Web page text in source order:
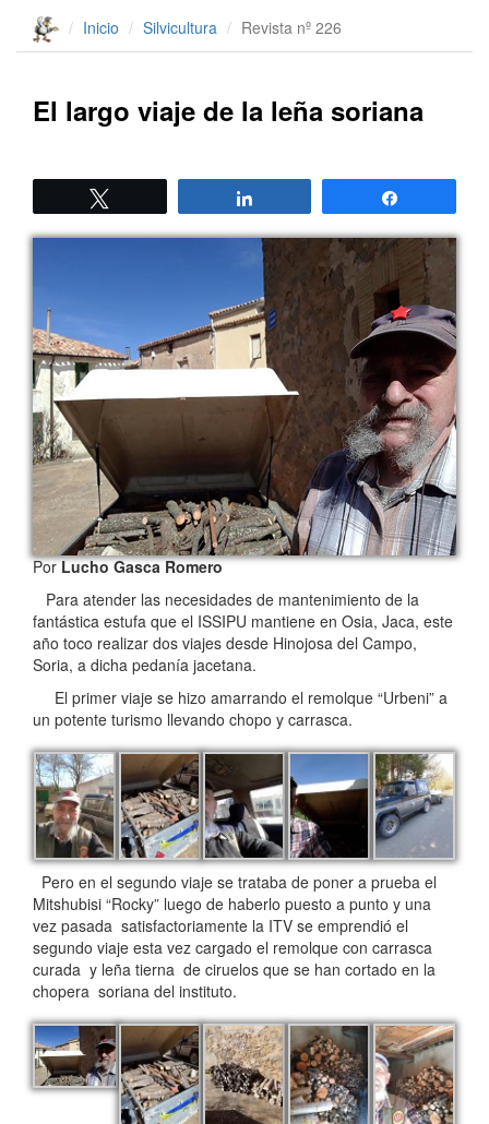
Inicio Silvicultura Revista nº 226
El largo viaje de la leña soriana
PorLucho Gasca Romero
Para atender las necesidades de mantenimiento de la
fantástica estufa que el ISSIPU mantiene en Osia, Jaca, este
año toco realizar dos viajes desde Hinojosa del Campo,
Soria, a dicha pedanía jacetana.
El primer viaje se hizo amarrando el remolque “Urbeni” a
un potente turismo llevando chopo y carrasca.
Pero en el segundo viaje se trataba de poner a prueba el
Mitshubisi “Rocky” luego de haberlo puesto a punto y una
vez pasada satisfactoriamente la ITV se emprendió el
segundo viaje esta vez cargado el remolque con carrasca
curada y leña tierna de ciruelos que se han cortado en la
chopera soriana del instituto.